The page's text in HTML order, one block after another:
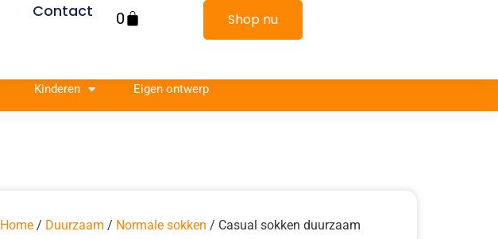
Contact 0
Winkelwagen Shop nu
Kinderen Eigen ontwerp
Home/ Duurzaam / Normale sokken / Casual sokken duurzaam